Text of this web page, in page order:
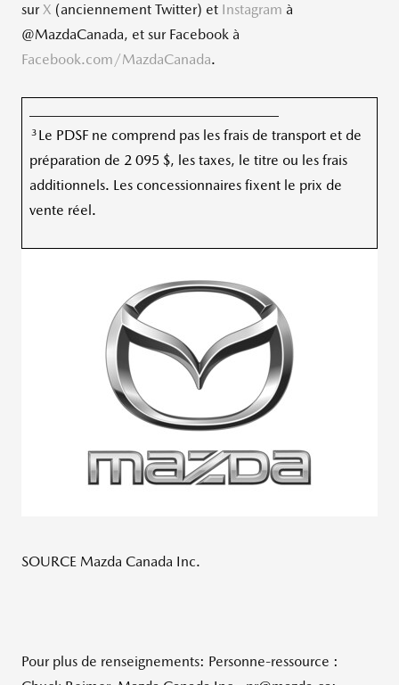
surX (anciennement Twitter) et Instagram à
@MazdaCanada, et sur Facebook à
Facebook.com/MazdaCanada.
3Le PDSF ne comprend pas les frais de transport et de
préparation de 2 095 $, les taxes, le titre ou les frais
additionnels. Les concessionnaires fixent le prix de
vente réel.
SOURCE Mazda Canada Inc.
Pour plus de renseignements: Personne-ressource :